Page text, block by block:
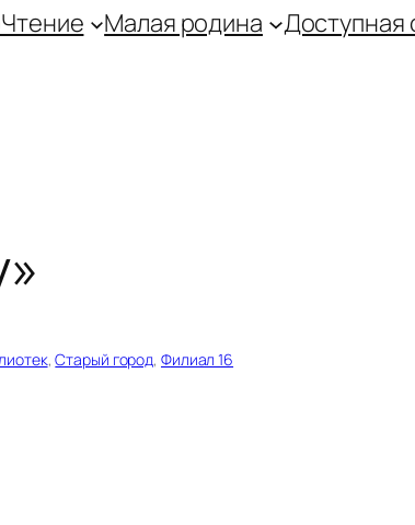
Малая родина Доступная
, Старый город, Филиал 16